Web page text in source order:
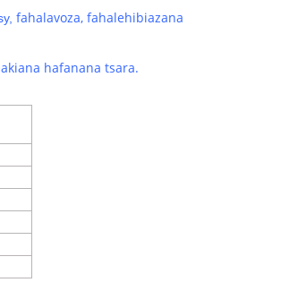
fahalavoza, fahalehibiazana
hafanana tsara.